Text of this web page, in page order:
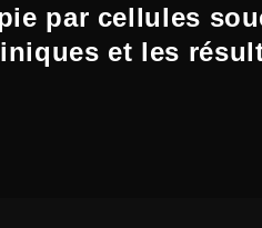
par cellules
et les